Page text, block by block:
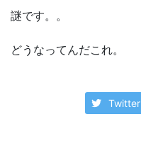
謎です。。
どうなってんだこれ。
Twitter